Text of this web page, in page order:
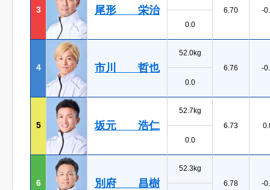
3 尾形 栄治
6.70
-
0.0
4 市川 哲也
52.0kg
6.76
-
0.0
5 坂元 浩仁
52.7kg
6.73
0.0
6 別府 昌樹
52.3kg
6.78
-